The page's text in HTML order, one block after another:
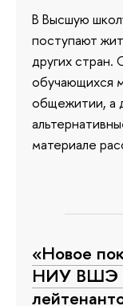
В Высшую
поступают
других стран.
обучающихся
общежитии, а
материале
«Новое
НИУ ВШЭ